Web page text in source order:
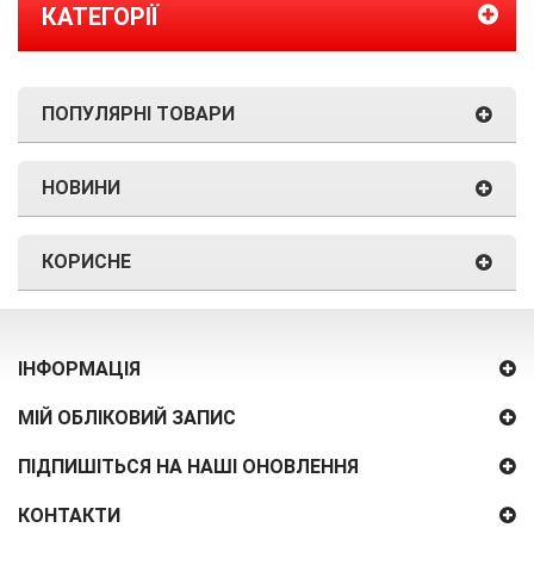
КАТЕГОРІЇ
ПОПУЛЯРНІ ТОВАРИ
НОВИНИ
КОРИСНЕ
ІНФОРМАЦІЯ
МІЙ ОБЛІКОВИЙ ЗАПИС
ПІДПИШІТЬСЯ НА НАШІ ОНОВЛЕННЯ
КОНТАКТИ